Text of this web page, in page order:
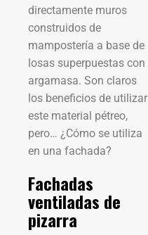
directamente muros
construidos de
mampostería a base de
losas superpuestas con
argamasa. Son claros
los beneficios de utilizar
este material pétreo,
pero… ¿Cómo se utiliza
en una fachada?
Fachadas
ventiladas de
pizarra